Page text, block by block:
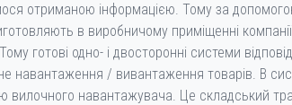
отриманою інформацією. Тому за
в виробничому приміщенні
готові одно- і двосторонні системи
навантаження / вивантаження товарів. В
вилочного навантажувача. Це складський